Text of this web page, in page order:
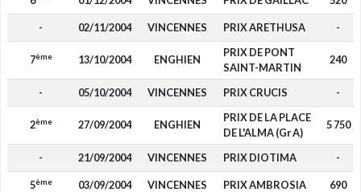
- 02/11/2004 VINCENNES PRIX ARETHUSA -
7ème 13/10/2004 ENGHIEN
PRIX DE PONT
SAINT-MARTIN
240
- 05/10/2004 VINCENNES PRIX CRUCIS -
2ème 27/09/2004 ENGHIEN
PRIX DE LA PLACE
DE L'ALMA (Gr A)
5 750
- 21/09/2004 VINCENNES PRIX DIOTIMA -
5ème 03/09/2004 VINCENNES PRIX AMBROSIA 690